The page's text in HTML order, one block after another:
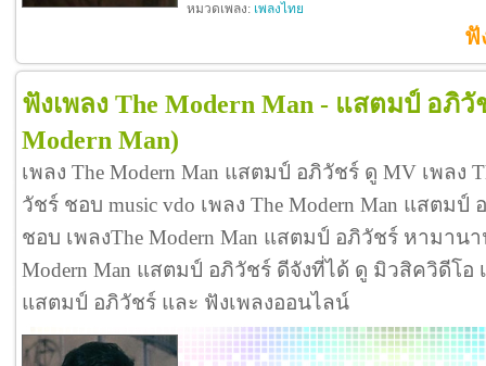
หมวดเพลง: เพลงไทย
ฟั
ฟังเพลง The Modern Man - แสตมป์ อภิวั
Modern Man)
เพลง The Modern Man แสตมป์ อภิวัชร์ ดู MV เพลง
วัชร์ ชอบ music vdo เพลง The Modern Man แสตมป์
ชอบ เพลงThe Modern Man แสตมป์ อภิวัชร์ หามาน
Modern Man แสตมป์ อภิวัชร์ ดีจังที่ได้ ดู มิวสิควิดีโอ เ
แสตมป์ อภิวัชร์ และ ฟังเพลงออนไลน์